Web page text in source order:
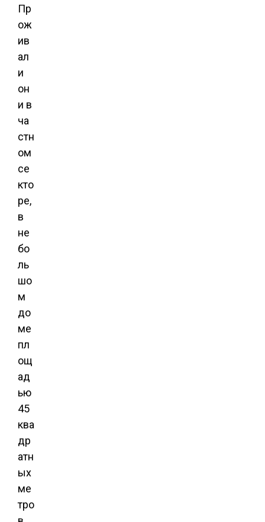
Пр
ож
ив
ал
и
он
и в
ча
стн
ом
се
кто
ре,
в
не
бо
ль
шо
м
до
ме
пл
ощ
ад
ью
45
ква
др
атн
ых
ме
тро